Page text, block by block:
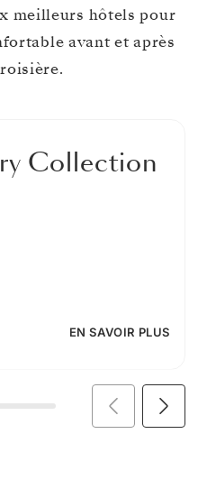
meilleurs hôtels pour
avant et après
Collection
EN SAVOIR PLUS